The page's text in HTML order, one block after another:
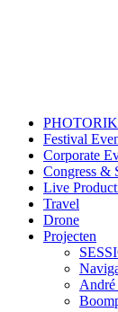
PHOTORIK
Festival
Corporate
Congress &
Live
Travel
Drone
Projecten
André